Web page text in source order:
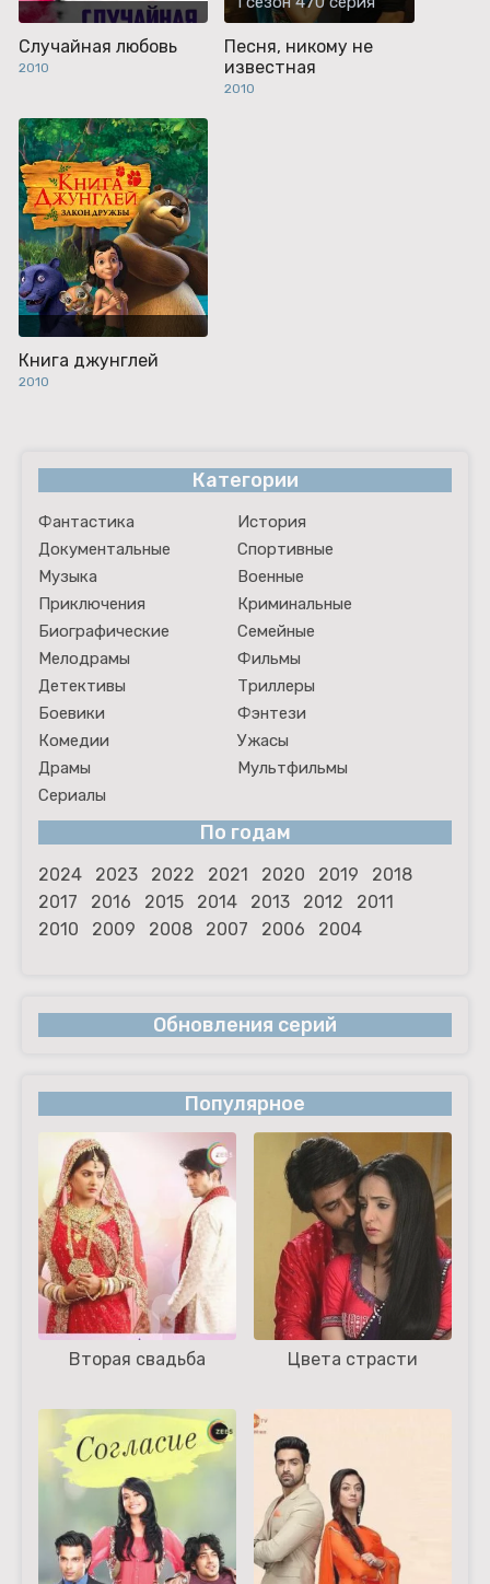
Случайная любовь
2010
Песня, никому не
известная
2010
Книга джунглей
2010
Категории
Фантастика
История
Документальные
Спортивные
Музыка
Военные
Приключения
Криминальные
Биографические
Семейные
Мелодрамы
Фильмы
Детективы
Триллеры
Боевики
Фэнтези
Комедии
Ужасы
Драмы
Мультфильмы
Сериалы
По годам
2024 2023 2022 2021 2020 2019
2018
2017
2016 2015 2014 2013 2012
2011
2010
2009 2008 2007 2006 2004
Обновления серий
Популярное
Вторая свадьба Цвета страсти